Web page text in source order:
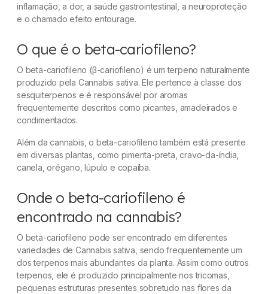
Qual a relação entre o beta-cariofileno e o
efeito entourage?
Quais são as limitações das pesquisas atuais?
Conclusão
Dúvidas frequentes
inflamação, a dor, a saúde gastrointestinal, a neuroproteção
e o chamado efeito entourage.
O que é o beta-cariofileno?
O beta-cariofileno (β-cariofileno) é um terpeno naturalmente
produzido pela Cannabis sativa. Ele pertence à classe dos
sesquiterpenos e é responsável por aromas
frequentemente descritos como picantes, amadeirados e
condimentados.
Além da cannabis, o beta-cariofileno também está presente
em diversas plantas, como pimenta-preta, cravo-da-índia,
canela, orégano, lúpulo e copaíba.
Onde o beta-cariofileno é
encontrado na cannabis?
O beta-cariofileno pode ser encontrado em diferentes
variedades deCannabis sativa , sendo frequentemente um
dos terpenos mais abundantes da planta. Assim como outros
terpenos, ele é produzido principalmente nos tricomas,
pequenas estruturas presentes sobretudo nas flores da